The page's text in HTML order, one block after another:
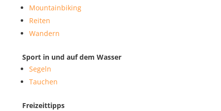
Mountainbiking
Reiten
Wandern
Sport in und auf dem Wasser
Segeln
Tauchen
Freizeittipps